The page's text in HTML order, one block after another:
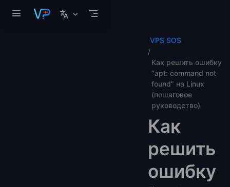
VPS SOS
Как решить ошибку
“apt: command not
found” на Linux
(пошаговое
руководство)
Как
решить
ошибку